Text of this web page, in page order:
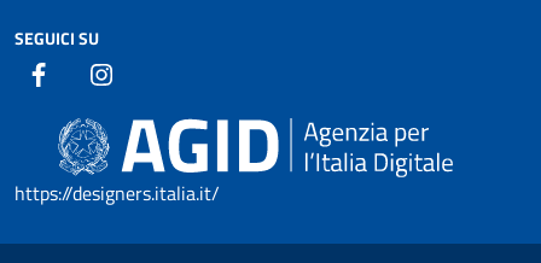
SEGUICI SU
https://designers.italia.it/